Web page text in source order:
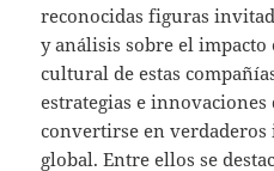
reconocidas figuras
y análisis sobre el impacto
cultural de estas
estrategias e
convertirse en verdaderos
global. Entre ellos se